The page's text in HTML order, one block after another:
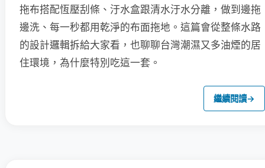
拖布搭配恆壓刮條、汙水盒跟清水汙水分離，做到邊拖
邊洗、每一秒都用乾淨的布面拖地。這篇會從整條水路
的設計邏輯拆給大家看，也聊聊台灣潮濕又多油煙的居
住環境，為什麼特別吃這一套。
繼續閱讀→